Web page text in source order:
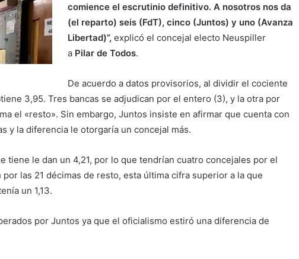
comience el escrutinio definitivo. A nosotros nos da
(el reparto) seis (FdT), cinco (Juntos) y uno (Avanza
Libertad)”, explicó el concejal electo Neuspiller
a Pilar de Todos.
De acuerdo a datos provisorios, al dividir el cociente
3,95. Tres bancas se adjudican por el entero (3), y la otra por
el «resto». Sin embargo, Juntos insiste en afirmar que cuenta con
y la diferencia le otorgaría un concejal más.
tiene le dan un 4,21, por lo que tendrían cuatro concejales por el
las 21 décimas de resto, esta última cifra superior a la que
un 1,13.
por Juntos ya que el oficialismo estiró una diferencia de